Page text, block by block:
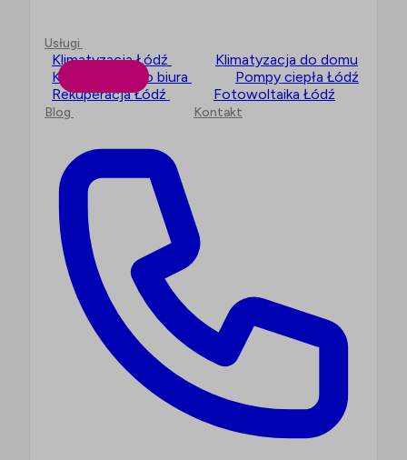
Usługi
Klimatyzacja Łódź
Klimatyzacja do domu
Klimatyzacja do biura
Pompy ciepła Łódź
Rekuperacja Łódź
Fotowoltaika Łódź
Blog Kontakt